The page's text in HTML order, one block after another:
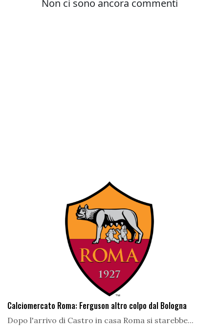
Calciomercato Roma: Ferguson altro colpo dal Bologna
Dopo l'arrivo di Castro in casa Roma si starebbe...